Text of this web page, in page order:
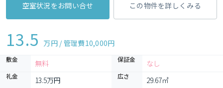
空室状況をお問い合せ この物件を詳しくみる
13.5 万円 / 管理費10,000円
敷金 無料 保証金 なし
礼金 13.5万円 広さ 29.67㎡